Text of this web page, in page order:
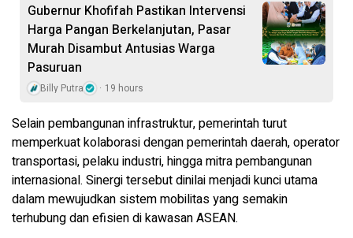
Gubernur Khofifah Pastikan Intervensi
Harga Pangan Berkelanjutan, Pasar
Murah Disambut Antusias Warga
Pasuruan
Billy Putra 19 hours
Selain pembangunan infrastruktur, pemerintah turut
memperkuat kolaborasi dengan pemerintah daerah, operator
transportasi, pelaku industri, hingga mitra pembangunan
internasional. Sinergi tersebut dinilai menjadi kunci utama
dalam mewujudkan sistem mobilitas yang semakin
terhubung dan efisien di kawasan ASEAN.